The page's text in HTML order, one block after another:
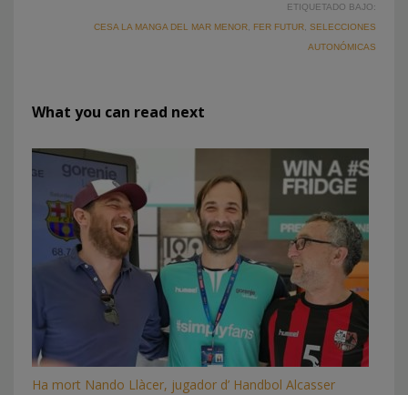
ETIQUETADO BAJO:
CESA LA MANGA DEL MAR MENOR
FER FUTUR SELECCIONES
AUTONÓMICAS
What you can read next
Ha mort Nando Llàcer, jugador d’ Handbol Alcasser